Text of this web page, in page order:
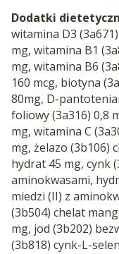
Dodatki
witamina D3
mg, witamina B1
mg, witamina B6
160 mcg, biotyna
80mg, D-
foliowy (3a316) 0,8
mg, witamina C
mg, żelazo (3b106)
hydrat 45 mg, cynk
aminokwasami,
miedzi (II) z
(3b504) chelat
mg, jod (3b202)
(3b818) cynk-L-